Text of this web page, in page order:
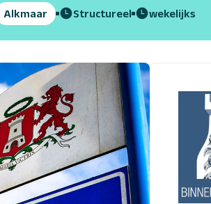
Alkmaar Structureel wekelijks